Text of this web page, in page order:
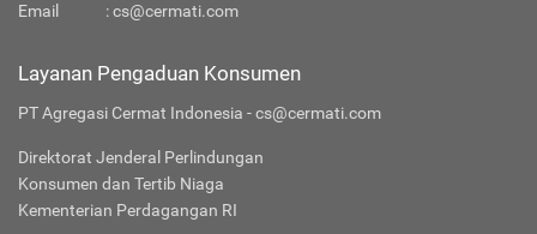
Email
:cs@cermati.com
Layanan Pengaduan Konsumen
PT Agregasi Cermat Indonesia - cs@cermati.com
Direktorat Jenderal Perlindungan
Konsumen dan Tertib Niaga
Kementerian Perdagangan RI